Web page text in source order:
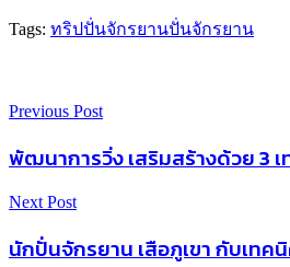
Tags: ทริปปั่นจักรยานปั่นจักรยาน
Previous Post
พัฒนาการวิ่ง เสริมสร้างด้วย 3
Next Post
นักปั่นจักรยาน เสือภูเขา กับเทค